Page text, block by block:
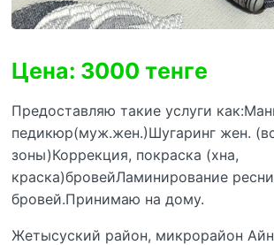
Цена: 3000 тенге
Предоставляю такие услуги
педикюр(муж.жен.)Шугаринг жен.
зоны)Коррекция, покраска (хна,
краска)бровейЛаминирование
бровей.Принимаю на дому.
Жетысуский район, микрорайон